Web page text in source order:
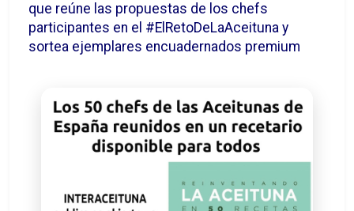
que reúne las propuestas de los chefs
participantes en el #ElRetoDeLaAceituna y
sortea ejemplares encuadernados premium